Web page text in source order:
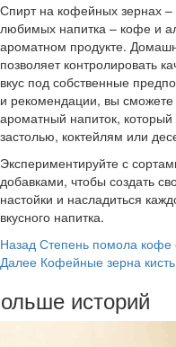
Спирт на кофейных зернах –
любимых напитка – кофе и
ароматном продукте.
позволяет контролировать
вкус под собственные
и рекомендации, вы
ароматный напиток,
застолью, коктейлям или
Экспериментируйте с
добавками, чтобы создать
настойки и насладиться
вкусного напитка.
Post
Navigation
Назад Степень помола кофе
Далее Кофейные зерна
историй